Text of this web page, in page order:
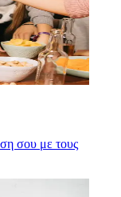
σου με τους